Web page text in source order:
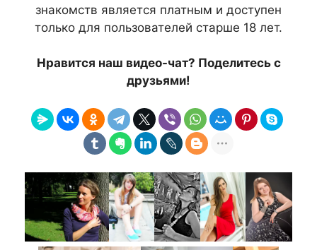
знакомств является платным и доступен
только для пользователей старше 18 лет.
Нравится наш видео-чат? Поделитесь с
друзьями!